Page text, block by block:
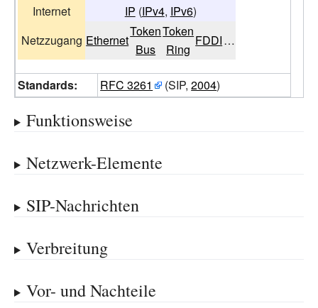
Internet
IP (IPv4, IPv6)
Netzzugang Ethernet
Token
Bus
Token
Ring
FDDI…
Standards: RFC 3261 (SIP,2004)
Funktionsweise
Netzwerk-Elemente
SIP-Nachrichten
Verbreitung
Vor- und Nachteile